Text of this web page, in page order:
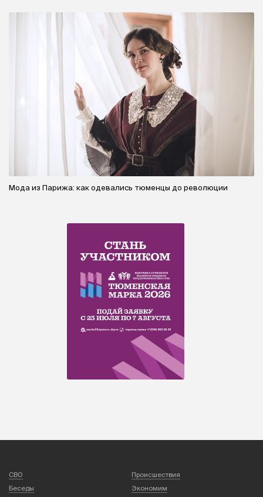
Мода из Парижа: как одевались тюменцы до революции
СВО
Происшествия
Беседы
Экономим